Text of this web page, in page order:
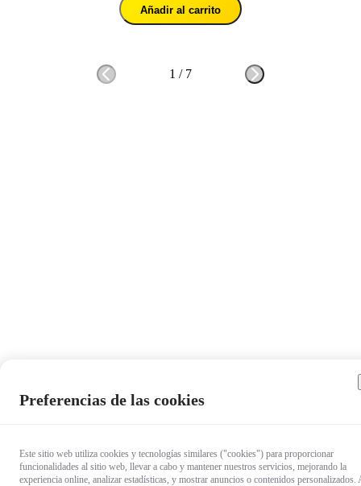
Añadir al carrito
1 / 7
Preferencias de las cookies
Este sitio web utiliza cookies y tecnologías similares ("cookies") para proporcionar
funcionalidades al sitio web, llevar a cabo y mantener nuestros servicios, mejorando la
experiencia online, analizar estadísticas, y mostrar anuncios o contenidos personalizados.